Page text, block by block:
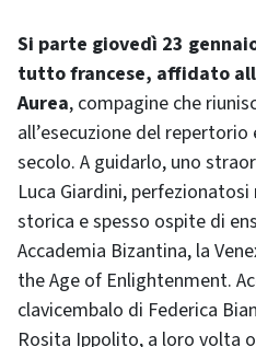
Si parte giovedì 23
tutto francese, affidato
Aurea, compagine che
all’esecuzione del repertorio
secolo. A guidarlo, uno
Luca Giardini,
storica e spesso ospite di
Accademia Bizantina, la
the Age of Enlightenment.
clavicembalo di Federica
Rosita Ippolito, a loro volta